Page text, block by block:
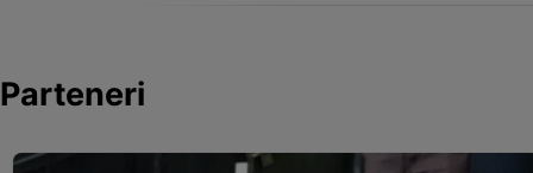
Parteneri